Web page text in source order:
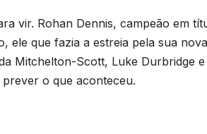
vir. Rohan Dennis, campeão em
ele que fazia a estreia pela sua
Mitchelton-Scott, Luke Durbridge
o que aconteceu.